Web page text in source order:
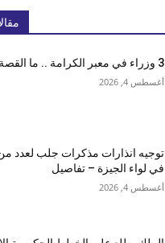
3 وزراء في معبر الكرامة .. ما القصة ؟
أغسطس 4, 2026
توجيه انذارات مذكرات جلب لعدد
في لواء الجيزة – تفاصيل
أغسطس 4, 2026